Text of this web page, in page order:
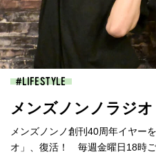
LIFESTYLE
メンズノンノラジオ
メンズノンノ創刊40周年イヤー
オ」、復活！ 毎週金曜日18時